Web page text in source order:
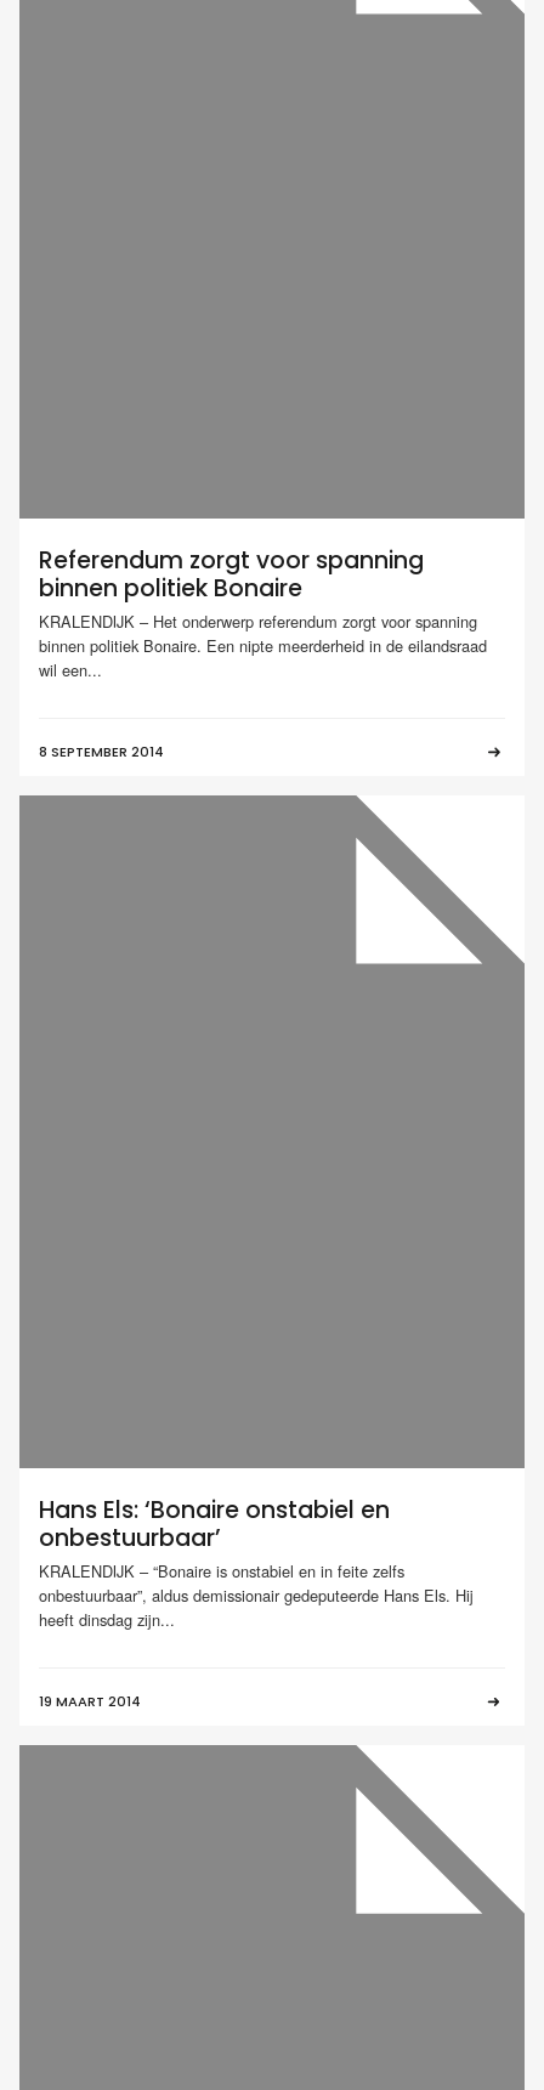
Referendum zorgt voor spanning
binnen politiek Bonaire
KRALENDIJK – Het onderwerp referendum zorgt voor spanning
binnen politiek Bonaire. Een nipte meerderheid in de eilandsraad
wil een...
8 SEPTEMBER 2014
Hans Els: ‘Bonaire onstabiel en
onbestuurbaar’
KRALENDIJK – “Bonaire is onstabiel en in feite zelfs
onbestuurbaar”, aldus demissionair gedeputeerde Hans Els. Hij
heeft dinsdag zijn...
19 MAART 2014